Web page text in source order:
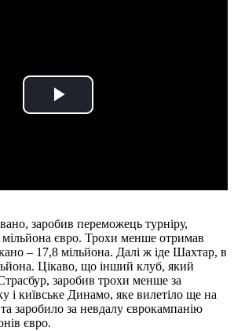
Play
заробив переможець турніру,
мільйона євро. Трохи менше отримав
– 17,8 мільйона. Далі ж іде Шахтар, в
Цікаво, що інший клуб, який
заробив трохи менше за
і київське Динамо, яке вилетіло ще на
заробило за невдалу єврокампанію
євро.